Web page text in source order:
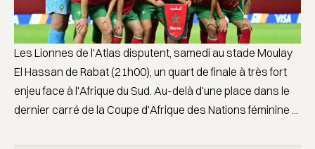
Les Lionnes de l'Atlas disputent, samedi au stade Moulay
El Hassan de Rabat (21h00), un quart de finale à très fort
enjeu face à l'Afrique du Sud. Au-delà d'une place dans le
dernier carré de la Coupe d'Afrique des Nations féminine ...